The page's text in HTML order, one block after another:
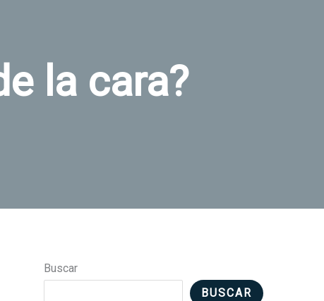
la cara?
Buscar
BUSCAR